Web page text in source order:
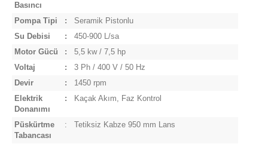
Basıncı
Pompa Tipi :
Seramik Pistonlu
Su Debisi
:
450-900 L/sa
Motor Gücü
:
5,5 kw / 7,5 hp
Voltaj
:
3 Ph / 400 V / 50 Hz
Devir
:
1450 rpm
Elektrik
Donanımı
: Kaçak Akım, Faz Kontrol
Püskürtme
Tabancası
: Tetiksiz Kabze 950 mm Lans